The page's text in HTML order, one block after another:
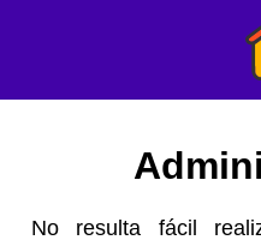
No resulta fácil